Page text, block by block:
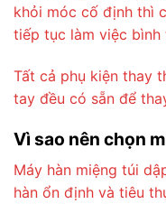
khỏi móc cố định thì
tiếp tục làm việc bình
Tất cả phụ kiện thay
tay đều có sẵn để
Vì sao nên chọn
Máy hàn miệng túi
hàn ổn định và tiêu